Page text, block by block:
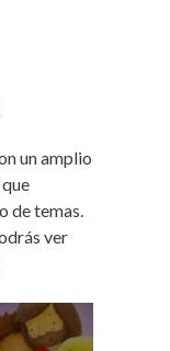
un amplio
de temas.
ver